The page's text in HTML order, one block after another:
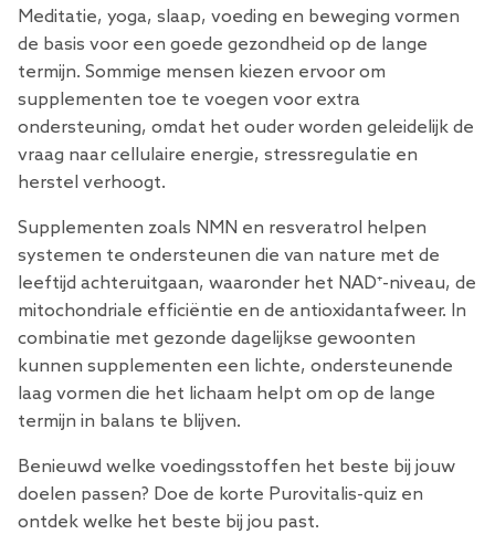
Meditatie, yoga, slaap, voeding en beweging vormen
de basis voor een goede gezondheid op de lange
termijn. Sommige mensen kiezen ervoor om
supplementen toe te voegen voor extra
ondersteuning, omdat het ouder worden geleidelijk de
vraag naar cellulaire energie, stressregulatie en
herstel verhoogt.
Supplementen zoals NMN en resveratrol
helpen
systemen te ondersteunen die van nature met de
leeftijd achteruitgaan, waaronder het NAD⁺-niveau, de
mitochondriale efficiëntie en de antioxidantafweer. In
combinatie met gezonde dagelijkse gewoonten
kunnen supplementen een lichte, ondersteunende
laag vormen die het lichaam helpt om op de lange
termijn in balans te blijven.
Benieuwd welke voedingsstoffen het beste bij jouw
doelen passen? Doe de korte Purovitalis-quiz en
ontdek welke het beste bij jou past.